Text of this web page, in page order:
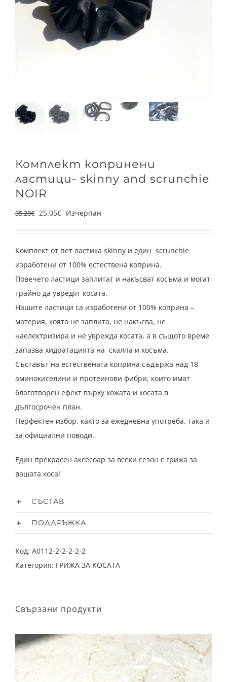
Комплект копринени
ластици- skinny and scrunchie
NOIR
35.28€ 25.05€ Изчерпан
Комплект от пет ластика skinny и един scrunchie
изработени от 100% естествена коприна.
Повечето ластици заплитат и накъсват косъма и могат
трайно да увредят косата.
Нашите ластици са изработени от 100% коприна –
материя, която не заплита, не накъсва, не
наелектризира и не уврежда косата, а в същото време
запазва хидратацията на скалпа и косъма.
Съставът на естествената коприна съдържа над 18
аминокиселини и протеинови фибри, които имат
благотворен ефект върху кожата и косата в
дългосрочен план.
Перфектен избор, както за ежедневна употреба, така и
за официални поводи.
Един прекрасен аксесоар за всеки сезон с грижа за
вашата коса!
СЪСТАВ
ПОДДРЪЖКА
Код: A0112-2-2-2-2-2
Категория: ГРИЖА ЗА КОСАТА
Свързани продукти